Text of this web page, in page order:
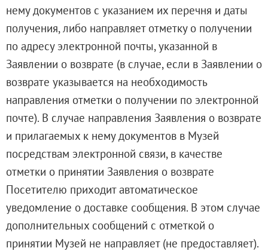
нему документов с указанием их перечня и даты
получения, либо направляет отметку о получении
по адресу электронной почты, указанной в
Заявлении о возврате (в случае, если в Заявлении о
возврате указывается на необходимость
направления отметки о получении по электронной
почте). В случае направления Заявления о возврате
и прилагаемых к нему документов в Музей
посредствам электронной связи, в качестве
отметки о принятии Заявления о возврате
Посетителю приходит автоматическое
уведомление о доставке сообщения. В этом случае
дополнительных сообщений с отметкой о
принятии Музей не направляет (не предоставляет).